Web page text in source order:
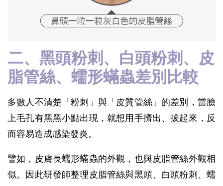
二、黑頭粉刺、白頭粉刺、皮
脂管絲、蠕形蟎蟲差別比較
多數人不清楚「粉刺」與「皮質管絲」的差別，當臉
上毛孔有黑黑小點出現，就想用手擠出、拔起來，反
而容易造成感染發炎。
譬如，皮膚長蠕形蟎蟲的外觀，也與皮脂管絲外觀相
似。因此研發師整理皮脂管絲與黑頭、白頭粉刺、蠕